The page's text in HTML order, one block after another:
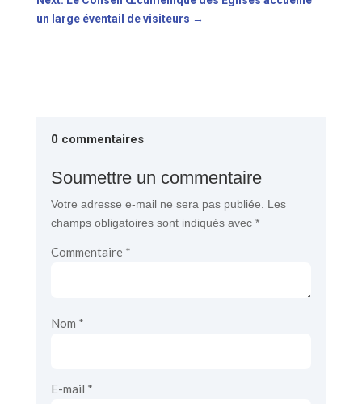
un large éventail de visiteurs →
0 commentaires
Soumettre un commentaire
Votre adresse e-mail ne sera pas publiée.
Les
champs obligatoires sont indiqués avec *
Commentaire *
Nom *
E-mail *